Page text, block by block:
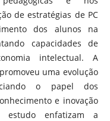
de estratégias de PC
dos alunos na
capacidades de
intelectual. A
uma evolução
o papel dos
e inovação
estudo enfatizam a